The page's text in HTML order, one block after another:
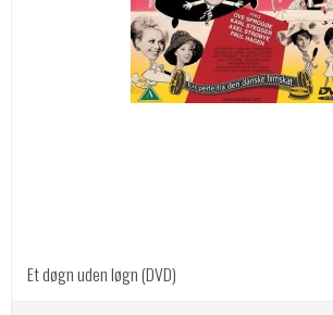
Et døgn uden løgn (DVD)